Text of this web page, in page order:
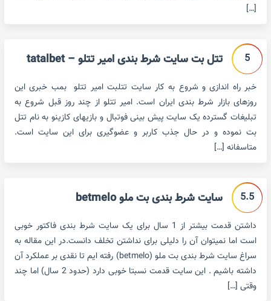
[…]
5 تتل بت سایت شرط بندی امیر تتلو – tatalbet
خبر راه اندازی و شروع به کار سایت تتلبت امیر تتلو بمب خبری این
روزهای بازار شرط بندی ایران است. امیر تتلو از چند روز قبل شروع به
تبلیغات گسترده یک سایت پیش بینی فوتبال و بازیهای کازینو به نام تتل
بت نموده و در حال جذب کاربر و عضوگیری برای این سایت است.
متاسفانه […]
5.5 سایت شرط بندی بت ملو betmelo
داشتن قدمت بیشتر از 1 سال برای یک سایت شرط بندی فاکتور خوبی
است اما نمیتوان آن را دلیلی برای نداشتن تخلف دانست.در این مقاله به
سراغ سایت شرط بندی بت ملو (betmelo) رفته ایم تا نقدی بر عملکرد آن
داشته باشیم . این سایت قدمت نسبتا خوبی دارد (حدود 2 سال) اما چند
وقتی […]